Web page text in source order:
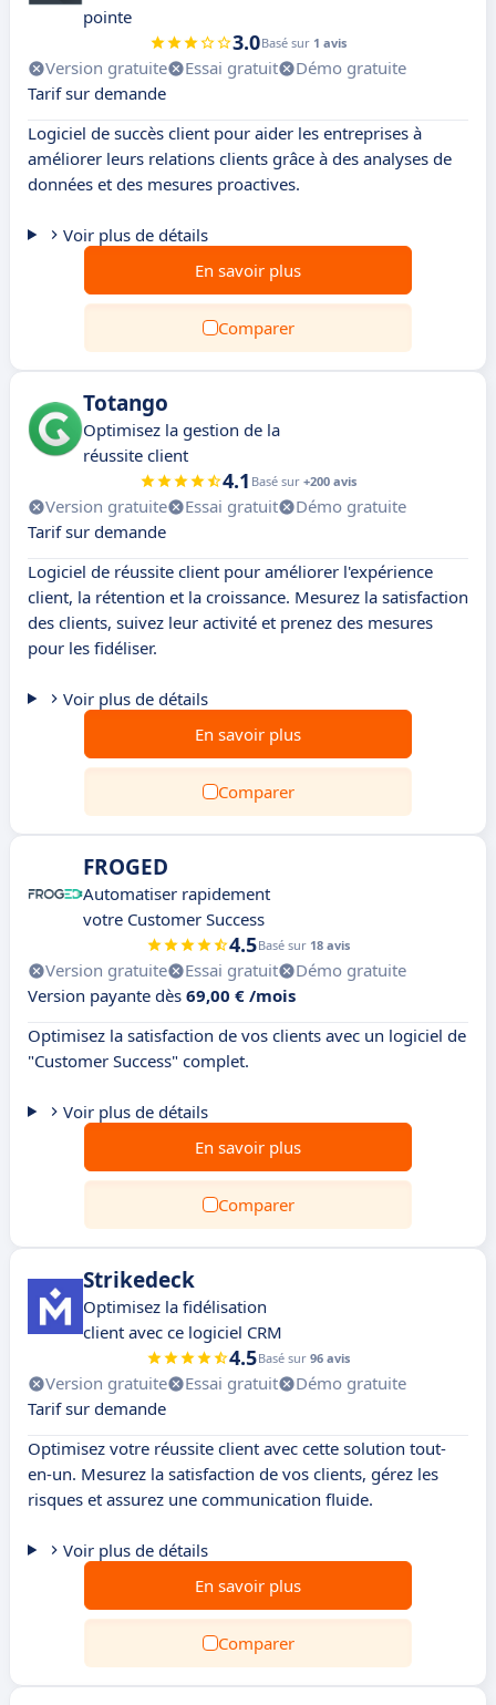
pointe
3.0Basé sur 1 avis
Version gratuite Essai gratuit
Démo gratuite
Tarif sur demande
Logiciel de succès client pour aider les entreprises à
améliorer leurs relations clients grâce à des analyses de
données et des mesures proactives.
Voir plus de détails
En savoir plus
Comparer
Totango
Optimisez la gestion de la
réussite client
4.1 Basé sur +200 avis
Version gratuite Essai gratuit
Démo gratuite
Tarif sur demande
Logiciel de réussite client pour améliorer l'expérience
client, la rétention et la croissance. Mesurez la satisfaction
des clients, suivez leur activité et prenez des mesures
pour les fidéliser.
Voir plus de détails
En savoir plus
Comparer
FROGED
Automatiser rapidement
votre Customer Success
4.5Basé sur 18 avis
Version gratuite Essai gratuit
Démo gratuite
Version payante dès 69,00 € /mois
Optimisez la satisfaction de vos clients avec un logiciel de
"Customer Success" complet.
Voir plus de détails
En savoir plus
Comparer
Strikedeck
Optimisez la fidélisation
client avec ce logiciel CRM
4.5Basé sur 96 avis
Version gratuite Essai gratuit
Démo gratuite
Tarif sur demande
Optimisez votre réussite client avec cette solution tout-
en-un. Mesurez la satisfaction de vos clients, gérez les
risques et assurez une communication fluide.
Voir plus de détails
En savoir plus
Comparer